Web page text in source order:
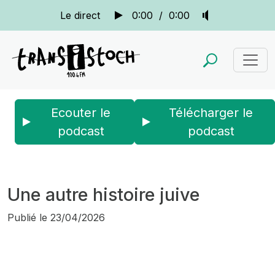
Le direct 0:00 / 0:00
Ecouter le
podcast
Télécharger le
podcast
Une autre histoire juive
Publié le 23/04/2026